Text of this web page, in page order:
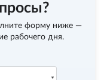
форму ниже —
рабочего дня.